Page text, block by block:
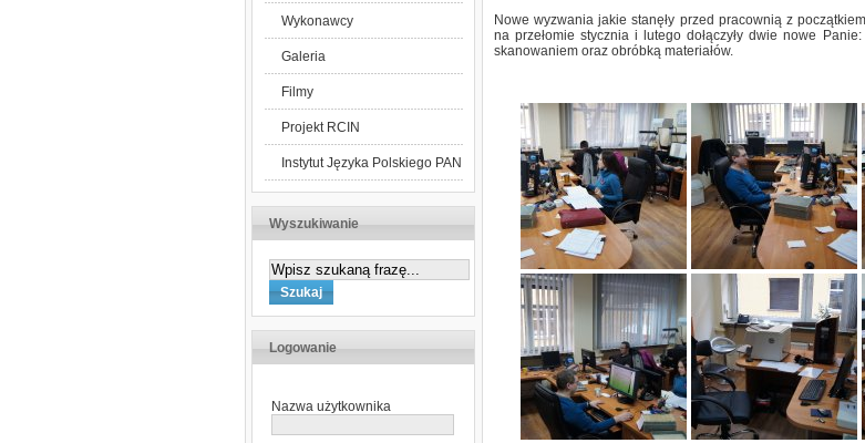
Wykonawcy
Galeria
Filmy
Projekt RCIN
Instytut Języka Polskiego PAN
Wyszukiwanie
Logowanie
Nazwa użytkownika
Nowe wyzwania jakie stanęły przed pracownią z
na przełomie stycznia i lutego dołączyły dwie nowe
skanowaniem oraz obróbką materiałów.